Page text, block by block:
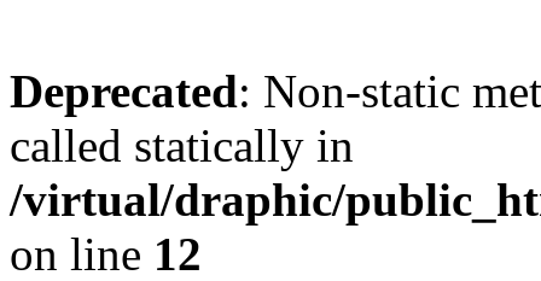
Deprecated: Non-static
called statically in
/virtual/draphic/
on line 12